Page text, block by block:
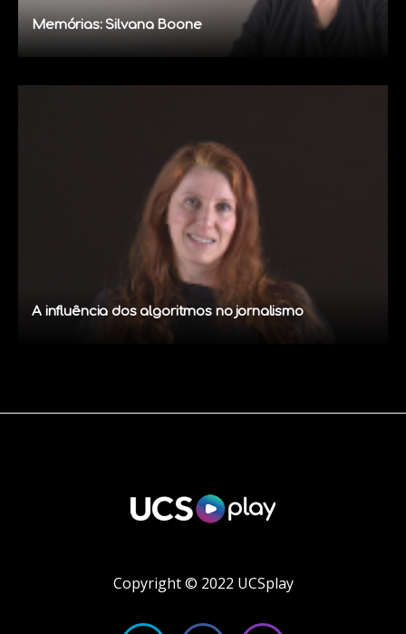
Memórias: Silvana Boone
A influência dos algoritmos no jornalismo
Copyright © 2022 UCSplay